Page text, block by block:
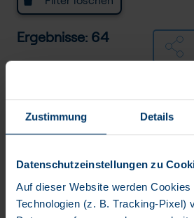
Zustimmung Details
Datenschutzeinstellungen zu
Auf dieser Website werden Cookies
Technologien (z. B. Tracking-Pixel)
Ergebnisse: 64
Testautomatisierung IT-
Festanstellung
BTC AG